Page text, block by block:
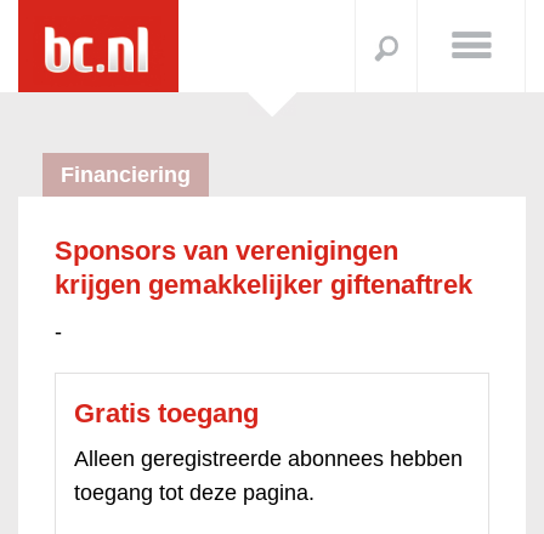
Financiering
Sponsors van verenigingen
krijgen gemakkelijker giftenaftrek
-
Gratis toegang
Alleen geregistreerde abonnees hebben
toegang tot deze pagina.